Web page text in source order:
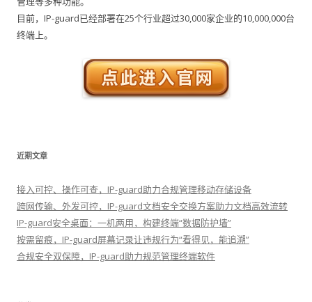
目前，IP-guard已经部署在25个行业超过30,000家企业的10,000,000台
终端上。
近期文章
接入可控、操作可查，IP-guard助力合规管理移动存储设备
跨网传输、外发可控，IP-guard文档安全交换方案助力文档高效流转
IP-guard安全桌面：一机两用，构建终端“数据防护墙”
按需留痕，IP-guard屏幕记录让违规行为“看得见，能追溯”
合规安全双保障，IP-guard助力规范管理终端软件